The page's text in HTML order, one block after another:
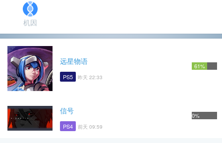
机因
远星物语
PS5 昨天 22:33
61%
信号
PS4 前天 09:59
0%